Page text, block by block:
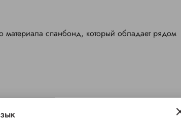
материала спанбонд, который обладает рядом